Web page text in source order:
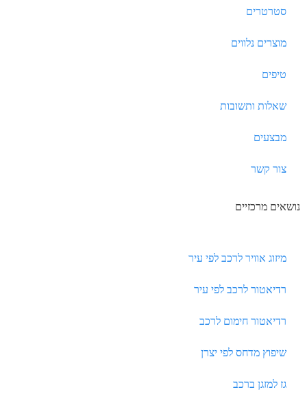
סטרטרים
מוצרים נלווים
טיפים
שאלות ותשובות
מבצעים
צור קשר
נושאים מרכזיים
מיזוג אוויר לרכב לפי עיר
רדיאטור לרכב לפי עיר
רדיאטור חימום לרכב
שיפוץ מדחס לפי יצרן
גז למזגן ברכב